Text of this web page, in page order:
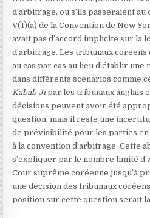
d’arbitrage, ou s’ils passeraient
V(1)(a) de la Convention de New
avait pas d’accord implicite sur la
d’arbitrage. Les tribunaux
au cas par cas au lieu d’établir
dans différents scénarios comme
Kabab Jipar les tribunaux anglais
décisions peuvent avoir été
question, mais il reste une
de prévisibilité pour les parties
à la convention d’arbitrage. Cette
s’expliquer par le nombre limité
Cour suprême coréenne jusqu’à
une décision des tribunaux
position sur cette question serait